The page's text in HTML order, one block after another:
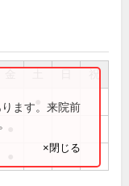
祝
ます。来院前
×閉じる